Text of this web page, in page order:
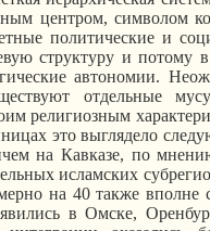
центром, символом
политические и
структуру и
автономии.
отдельные
религиозным
это выглядело
на Кавказе, по
исламских
на 40 также вполне
в Омске,